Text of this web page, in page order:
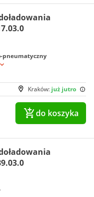
pneumatyczny
Kraków: już jutro
do koszyka